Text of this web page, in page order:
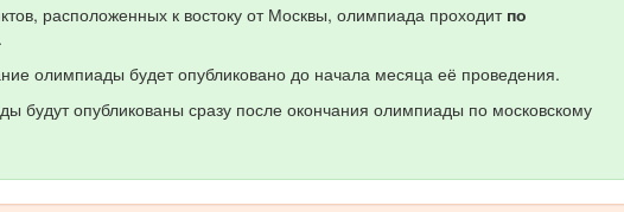
расположенных к востоку от Москвы, олимпиада проходит по
.
олимпиады будет опубликовано до начала месяца её проведения.
будут опубликованы сразу после окончания олимпиады по московскому